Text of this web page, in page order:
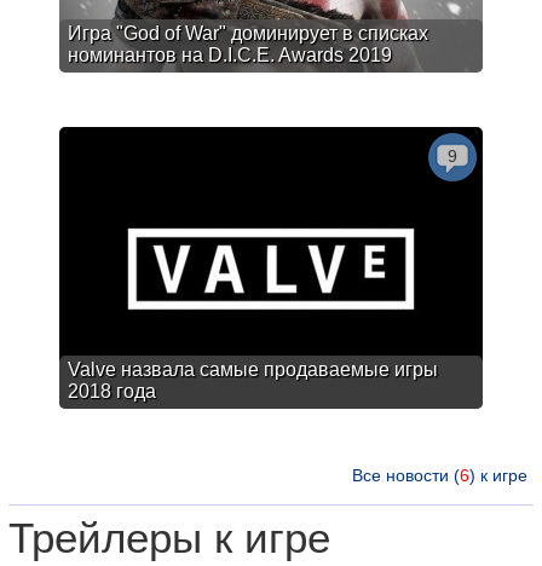
Игра "God of War" доминирует в списках
номинантов на D.I.C.E. Awards 2019
Valve назвала самые продаваемые игры
2018 года
9
Все новости (6) к игре
Трейлеры к игре